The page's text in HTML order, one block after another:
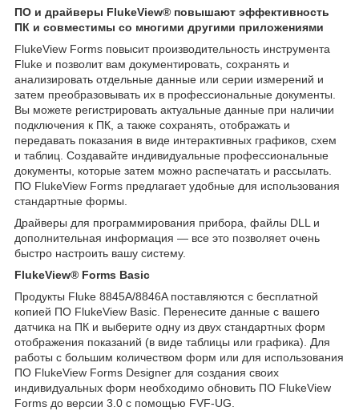
ПО и драйверы FlukeView® повышают эффективность
ПК и совместимы со многими другими приложениями
FlukeView Forms повысит производительность инструмента
Fluke и позволит вам документировать, сохранять и
анализировать отдельные данные или серии измерений и
затем преобразовывать их в профессиональные документы.
Вы можете регистрировать актуальные данные при наличии
подключения к ПК, а также сохранять, отображать и
передавать показания в виде интерактивных графиков, схем
и таблиц. Создавайте индивидуальные профессиональные
документы, которые затем можно распечатать и рассылать.
ПО FlukeView Forms предлагает удобные для использования
стандартные формы.
Драйверы для программирования прибора, файлы DLL и
дополнительная информация — все это позволяет очень
быстро настроить вашу систему.
FlukeView® Forms Basic
Продукты Fluke 8845A/8846A поставляются с бесплатной
копией ПО FlukeView Basic. Перенесите данные с вашего
датчика на ПК и выберите одну из двух стандартных форм
отображения показаний (в виде таблицы или графика). Для
работы с большим количеством форм или для использования
ПО FlukeView Forms Designer для создания своих
индивидуальных форм необходимо обновить ПО FlukeView
Forms до версии 3.0 с помощью FVF-UG.